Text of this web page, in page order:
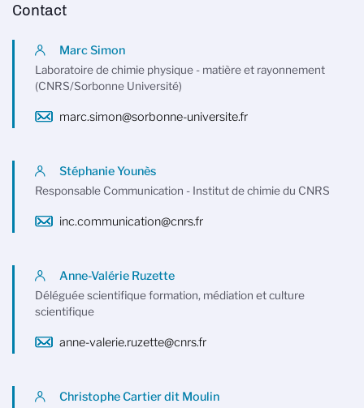
Contact
Marc Simon
Laboratoire de chimie physique - matière et rayonnement
(CNRS/Sorbonne Université)
marc.simon@sorbonne-universite.fr
Stéphanie Younès
Responsable Communication - Institut de chimie du CNRS
inc.communication@cnrs.fr
Anne-Valérie Ruzette
Déléguée scientifique formation, médiation et culture
scientifique
anne-valerie.ruzette@cnrs.fr
Christophe Cartier dit Moulin